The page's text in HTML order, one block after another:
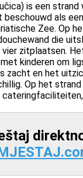
is een strand
als
Zee. Op
die
zitplaatsen.
kinderen om
zacht en het
Op het